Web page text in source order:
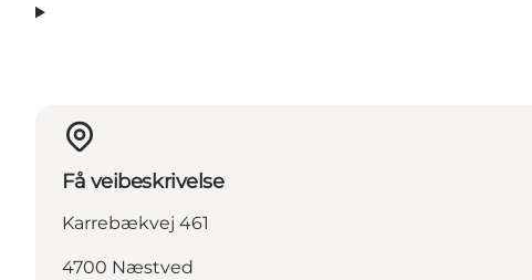
Få veibeskrivelse
Karrebækvej 461
4700 Næstved